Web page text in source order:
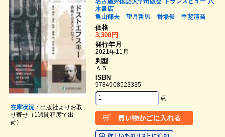
在庫状況：出版社よりお取
り寄せ（1週間程度で出
荷）
木書店
亀山郁夫
望月哲男 番場俊
甲斐清高
価格
3,300円
発行年月
2021年11月
判型
Ａ５
ISBN
9784908523335
点